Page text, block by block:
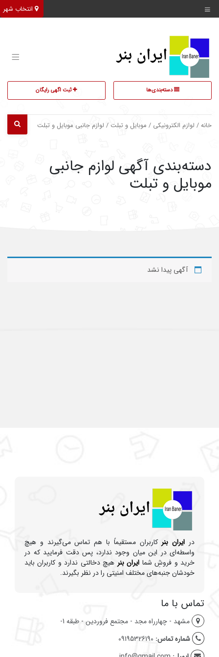
دسته‌بندی‌ها ثبت اگهی رایگان
خانه / لوازم الکترونیکی / موبایل و تبلت / لوازم جانبی موبایل و تبلت
دسته‌بندی آگهی لوازم جانبی
موبایل و تبلت
آگهی پیدا نشد
در ایران بنر کاربران مستقیماً با هم تماس می‌گیرند و هیچ
واسطه‌ای در این میان وجود ندارد، پس دقت فرمایید که در
خرید و فروشِ شما ایران بنر هیچ دخالتی ندارد و کاربران باید
خودشان جنبه‌های مختلف امنیتی را در نظر بگیرند.
تماس با ما
مشهد - چهارراه مجد - مجتمع فروردین - طبقه 1-
شماره تماس: 09195326190